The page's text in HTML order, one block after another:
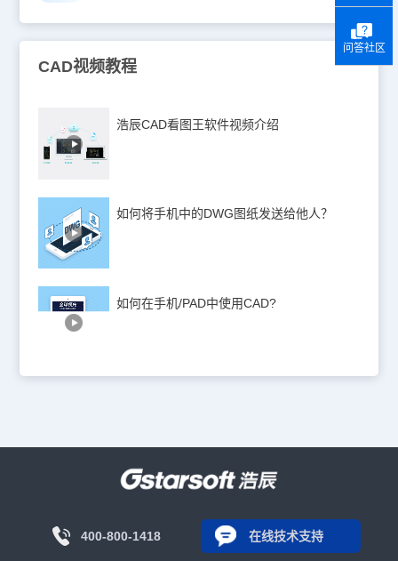
CAD视频教程
浩辰CAD看图王软件视频介绍
如何将手机中的DWG图纸发送给他人？
如何在手机/PAD中使用CAD?
400-800-1418 在线技术支持
问答社区